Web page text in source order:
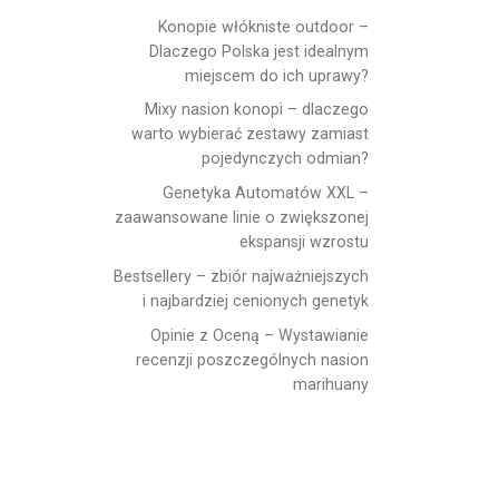
Konopie włókniste outdoor –
Dlaczego Polska jest idealnym
miejscem do ich uprawy?
Mixy nasion konopi – dlaczego
warto wybierać zestawy zamiast
pojedynczych odmian?
Genetyka Automatów XXL –
zaawansowane linie o zwiększonej
ekspansji wzrostu
Bestsellery – zbiór najważniejszych
i najbardziej cenionych genetyk
Opinie z Oceną – Wystawianie
recenzji poszczególnych nasion
marihuany